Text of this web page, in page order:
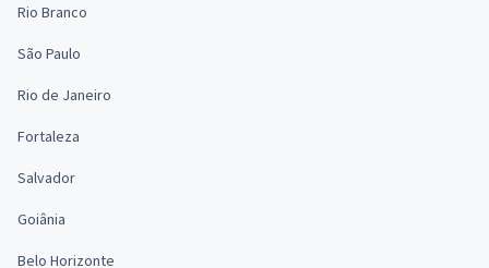
Rio Branco
São Paulo
Rio de Janeiro
Fortaleza
Salvador
Goiânia
Belo Horizonte